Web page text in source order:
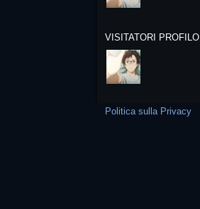
VISITATORI PROFILO
Politica sulla Privacy